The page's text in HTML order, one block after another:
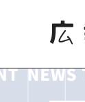
広報